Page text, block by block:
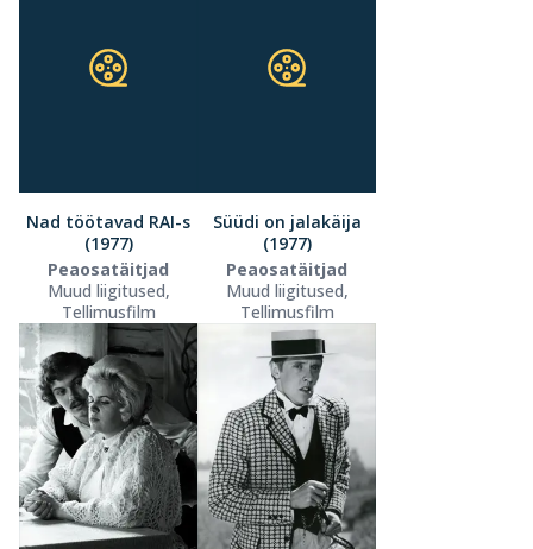
Nad töötavad RAI-s
(1977)
Peaosatäitjad
Muud liigitused,
Tellimusfilm
Süüdi on jalakäija
(1977)
Peaosatäitjad
Muud liigitused,
Tellimusfilm